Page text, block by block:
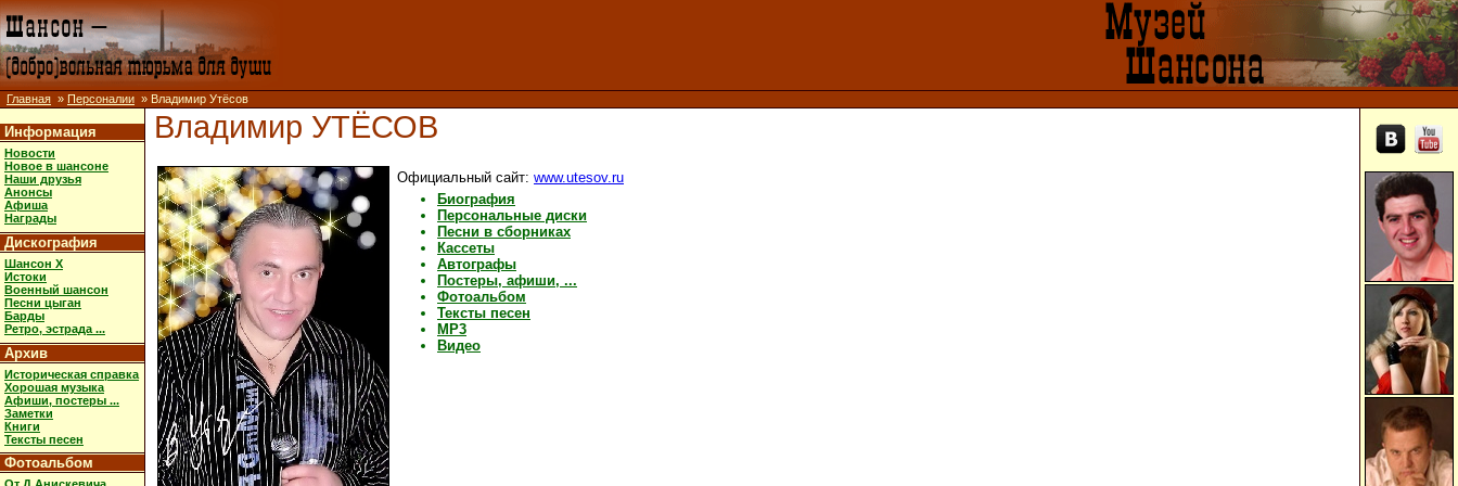
Главная » Персоналии » Владимир Утёсов
Информация
Новости
Новое в шансоне
Наши друзья
Анонсы
Афиша
Награды
Дискография
Шансон X
Истоки
Военный шансон
Песни цыган
Барды
Ретро, эстрада ...
Архив
Историческая справка
Хорошая музыка
Афиши, постеры ...
Заметки
Книги
Тексты песен
Фотоальбом
Владимир УТЁСОВ
Официальный сайт: www.utesov.ru
Биография
Персональные диски
Песни в сборниках
Кассеты
Автографы
Постеры, афиши, ...
Фотоальбом
Тексты песен
MP3
Видео